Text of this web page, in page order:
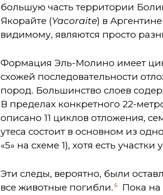
большую часть территории
Якорайте (Yacoraite) в
видимому, являются просто
Формация Эль-Молино имеет
схожей последовательности
пород. Большинство слоев
В пределах конкретного 22-
описано 11 циклов отложения,
утеса состоит в основном из
«5» на схеме 1), хотя есть
Эти следы, вероятно, были
все животные погибли. 6
Пока